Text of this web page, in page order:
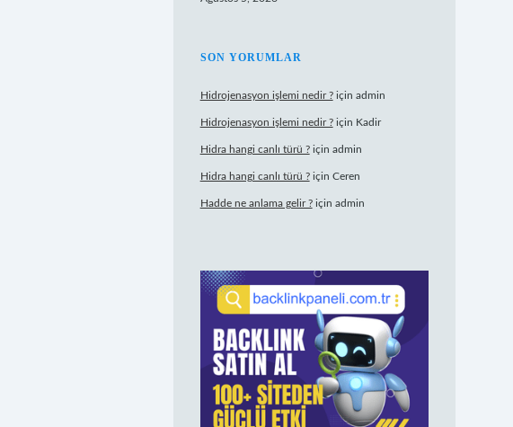
SON YORUMLAR
Hidrojenasyon işlemi nedir ?için admin
Hidrojenasyon işlemi nedir ?için Kadir
Hidra hangi canlı türü ?için admin
Hidra hangi canlı türü ?için Ceren
Hadde ne anlama gelir ?için admin